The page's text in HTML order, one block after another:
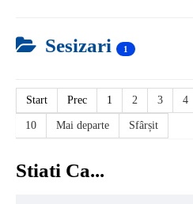
Sesizari 1
Start Prec 1 2 3 4
10 Mai departe Sfârșit
Stiati Ca...